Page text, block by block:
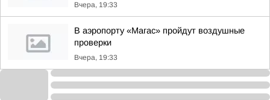
Вчера, 19:33
В аэропорту «Магас» пройдут воздушные
проверки
Вчера, 19:33